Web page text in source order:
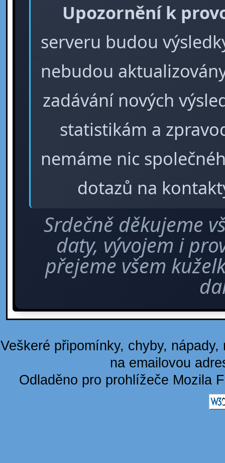
Upozornění k
serveru budou
nebudou
zadávání nových
statistikám a
nemáme nic
dotazů na
Srdečně děkujeme
daty, vývojem i
přejeme všem
Veškeré připomínky, chyby,
na emailovou
Odladěno pro prohlížeče Mozila